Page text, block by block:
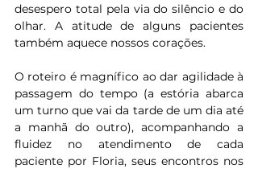
desespero total pela via do silêncio e do
olhar. A atitude de alguns pacientes
também aquece nossos corações.
O roteiro é magnífico ao dar agilidade à
passagem do tempo (a estória abarca
um turno que vai da tarde de um dia até
a manhã do outro), acompanhando a
fluidez no atendimento de cada
paciente por Floria, seus encontros nos